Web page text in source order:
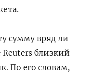
сумму вряд ли
Reuters близкий
По его словам,